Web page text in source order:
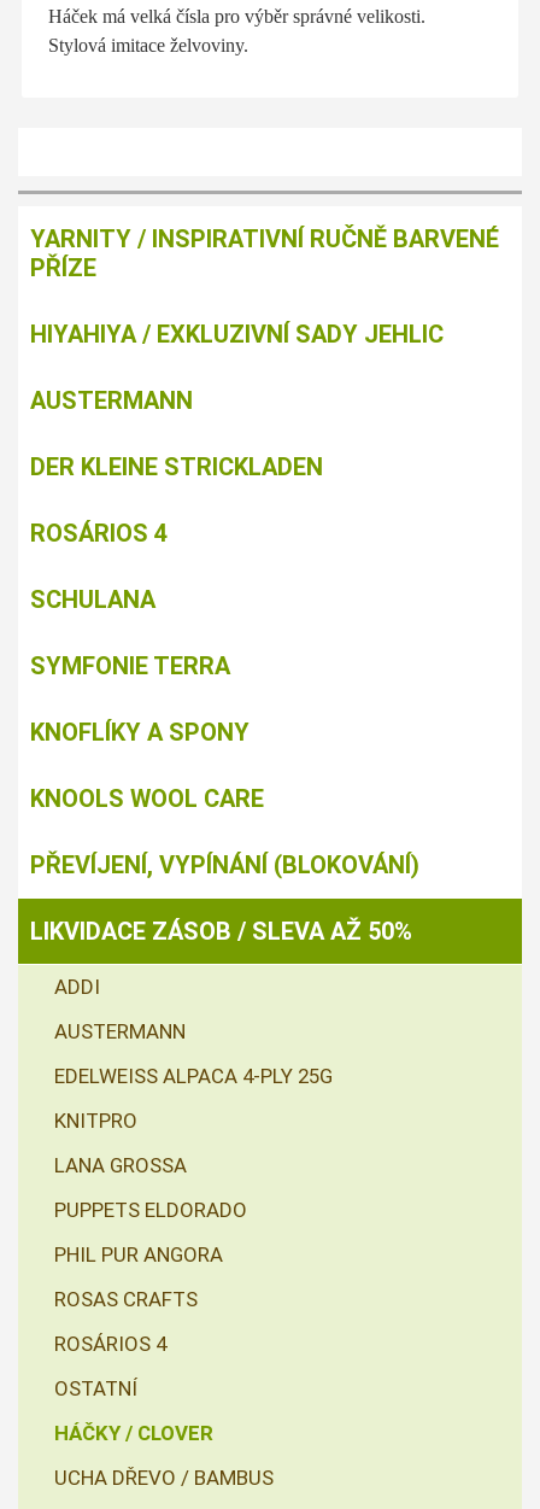
Háček má velká čísla pro výběr správné velikosti.
Stylová imitace želvoviny.
YARNITY / INSPIRATIVNÍ RUČNĚ BARVENÉ
PŘÍZE
HIYAHIYA / EXKLUZIVNÍ SADY JEHLIC
AUSTERMANN
DER KLEINE STRICKLADEN
ROSÁRIOS 4
SCHULANA
SYMFONIE TERRA
KNOFLÍKY A SPONY
KNOOLS WOOL CARE
PŘEVÍJENÍ, VYPÍNÁNÍ (BLOKOVÁNÍ)
LIKVIDACE ZÁSOB / SLEVA AŽ 50%
ADDI
AUSTERMANN
EDELWEISS ALPACA 4-PLY 25G
KNITPRO
LANA GROSSA
PUPPETS ELDORADO
PHIL PUR ANGORA
ROSAS CRAFTS
ROSÁRIOS 4
OSTATNÍ
HÁČKY / CLOVER
UCHA DŘEVO / BAMBUS